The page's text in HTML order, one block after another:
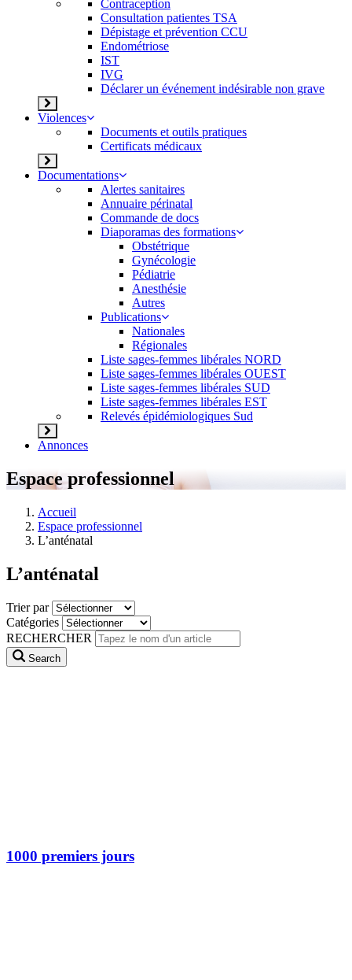
Contraception
Consultation patientes TSA
Dépistage et prévention CCU
Endométriose
IST
IVG
Déclarer un événement indésirable non grave
Violences
Documents et outils pratiques
Certificats médicaux
Documentations
Alertes sanitaires
Annuaire périnatal
Commande de docs
Diaporamas des formations
Obstétrique
Gynécologie
Pédiatrie
Anesthésie
Autres
Publications
Nationales
Régionales
Liste sages-femmes libérales NORD
Liste sages-femmes libérales OUEST
Liste sages-femmes libérales SUD
Liste sages-femmes libérales EST
Relevés épidémiologiques Sud
Annonces
Espace professionnel
Accueil
Espace professionnel
L’anténatal
L’anténatal
Trier par
Catégories
RECHERCHER
Search
1000 premiers jours